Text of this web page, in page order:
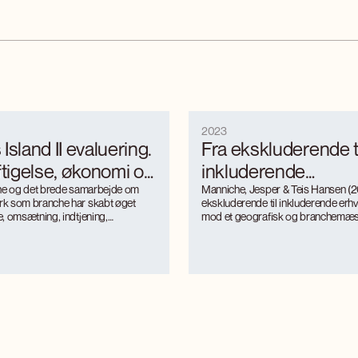
Island II evaluering.
økonomi og
og det brede samarbejde om
som branche har skabt øget
omsætning, indtjening,
Fra ekskluderende
inkluderende
erhvervspolitik:
geografisk og
2023
Manniche, Jesper & Teis Hansen
ekskluderende til inkluderende
mod et geografisk og